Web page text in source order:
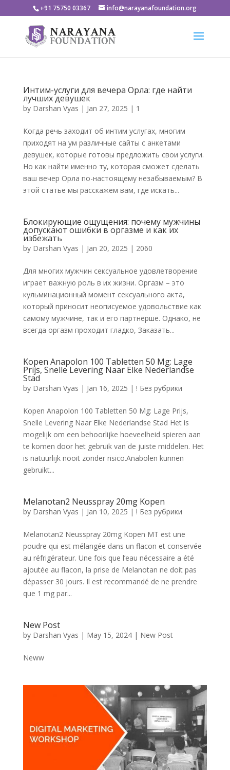
+91 75750 03367 info@narayanafoundation.org
Интим-услуги для вечера Орла: где найти
лучших девушек
by Darshan Vyas | Jan 27, 2025 | 1
Когда речь заходит об интим услугах, многим
приходят на ум различные сайты с анкетами
девушек, которые готовы предложить свои услуги.
Но как найти именно ту, которая сможет сделать
ваш вечер Орла по-настоящему незабываемым? В
этой статье мы расскажем вам, где искать...
Блокирующие ощущения: почему мужчины
допускают ошибки в оргазме и как их
избежать
by Darshan Vyas | Jan 20, 2025 | 2060
Для многих мужчин сексуальное удовлетворение
играет важную роль в их жизни. Оргазм – это
кульминационный момент сексуального акта,
который приносит неописуемое удовольствие как
самому мужчине, так и его партнерше. Однако, не
всегда оргазм проходит гладко, Заказать...
Kopen Anapolon 100 Tabletten 50 Mg: Lage
Prijs, Snelle Levering Naar Elke Nederlandse
Stad
by Darshan Vyas | Jan 16, 2025 | ! Без рубрики
Kopen Anapolon 100 Tabletten 50 Mg: Lage Prijs,
Snelle Levering Naar Elke Nederlandse Stad Het is
mogelijk om een behoorlijke hoeveelheid spieren aan
te komen door het gebruik van de juiste middelen. Het
is natuurlijk nooit zonder risico.Anabolen kunnen
gebruikt...
Melanotan2 Neusspray 20mg Kopen
by Darshan Vyas | Jan 10, 2025 | ! Без рубрики
Melanotan2 Neusspray 20mg Kopen MT est une
poudre qui est mélangée dans un flacon et conservée
au réfrigérateur. Une fois que l’eau nécessaire a été
ajoutée au flacon, la prise de Melanotan ne doit pas
dépasser 30 jours. Il est recommandé de ne prendre
que 1 mg par...
New Post
by Darshan Vyas | May 15, 2024| New Post
Neww